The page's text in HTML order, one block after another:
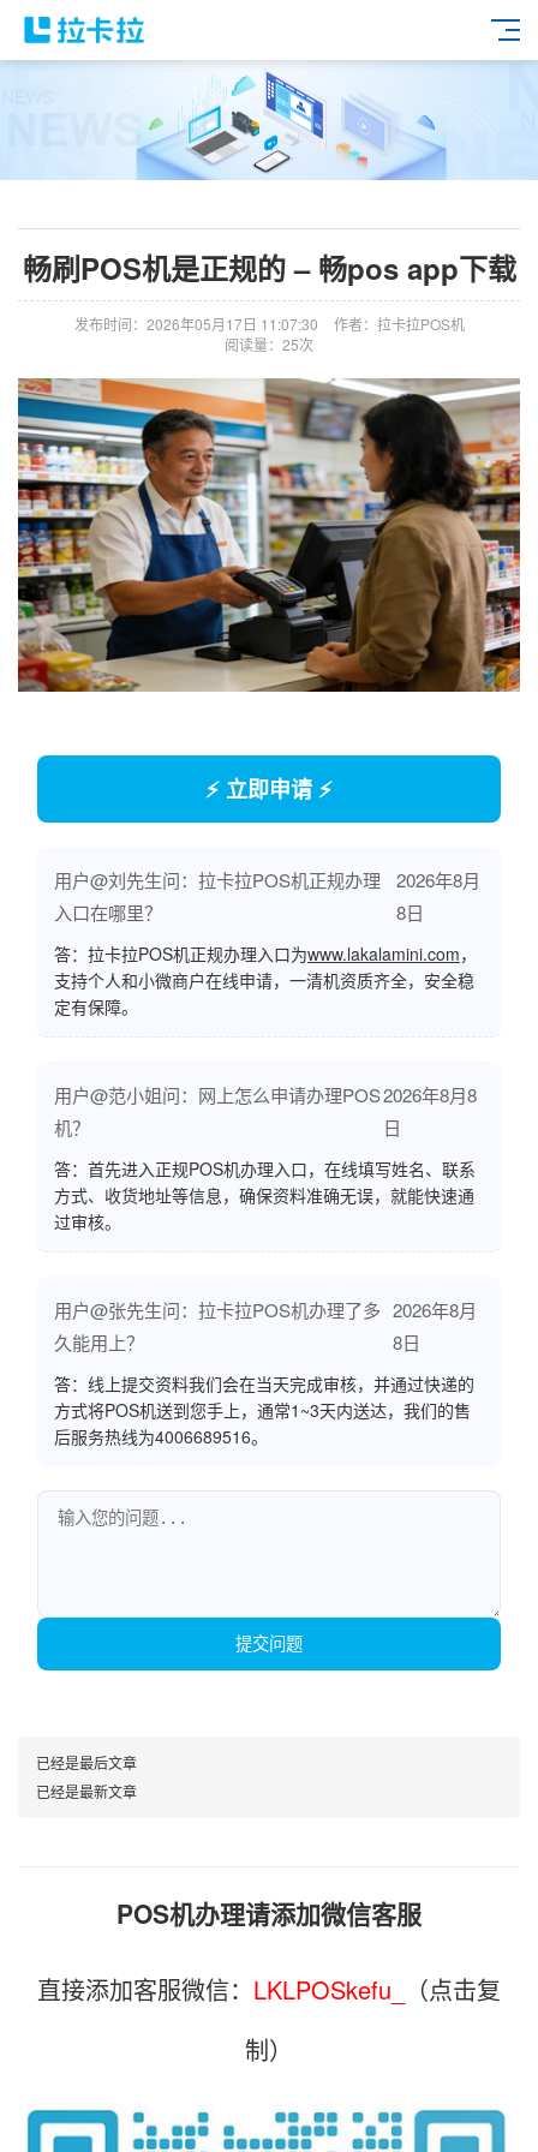
畅刷POS机是正规的 – 畅pos app下载
发布时间：2026年05月17日 11:07:30
作者：拉卡拉POS机
阅读量：25次
⚡ 立即申请 ⚡
用户@刘先生问：拉卡拉POS机正规办理
入口在哪里？
2026年8月
8日
答：拉卡拉POS机正规办理入口为www.lakalamini.com，
支持个人和小微商户在线申请，一清机资质齐全，安全稳
定有保障。
用户@范小姐问：网上怎么申请办理POS
机？
2026年8月8
日
答：首先进入正规POS机办理入口，在线填写姓名、联系
方式、收货地址等信息，确保资料准确无误，就能快速通
过审核。
用户@张先生问：拉卡拉POS机办理了多
久能用上？
2026年8月
8日
答：线上提交资料我们会在当天完成审核，并通过快递的
方式将POS机送到您手上，通常1~3天内送达，我们的售
后服务热线为4006689516。
提交问题
已经是最后文章
已经是最新文章
POS机办理请添加微信客服
直接添加客服微信： LKLPOSkefu_
（点击复
制）